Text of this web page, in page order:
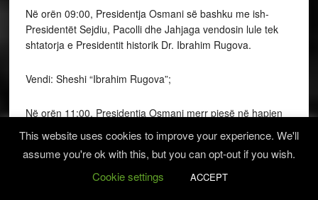
Në orën 09:00, Presidentja Osmani së bashku me ish-
Presidentët Sejdiu, Pacolli dhe Jahjaga vendosin lule tek
shtatorja e Presidentit historik Dr. Ibrahim Rugova.
Vendi: Sheshi “Ibrahim Rugova”;
Në orën 11:00, Presidentja Osmani merr pjesë në hapjen
Vendi: Biblioteka Kombëtare;
This website uses cookies to improve your experience. We'll
assume you're ok with this, but you can opt-out if you wish.
Cookie settings
ACCEPT